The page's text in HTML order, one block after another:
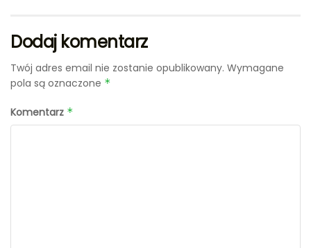
Dodaj komentarz
Twój adres email nie zostanie opublikowany. Wymagane
pola są oznaczone *
Komentarz *